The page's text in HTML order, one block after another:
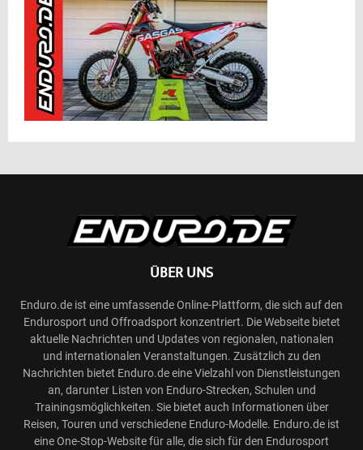
ÜBER UNS
Enduro.de ist eine umfassende Online-Plattform, die sich auf den
Endurosport und Offroadsport konzentriert. Die Webseite bietet
aktuelle Nachrichten und Updates von regionalen, nationalen
und internationalen Veranstaltungen. Zusätzlich zu den
Nachrichten bietet Enduro.de eine Vielzahl von Dienstleistungen
an, darunter Listen von Enduro-Strecken, Schulen und
Trainingsmöglichkeiten. Sie bietet auch Informationen über
Reisen, Touren und verschiedene Enduro-Modelle. Enduro.de ist
eine One-Stop-Website für alle, die sich für den Endurosport